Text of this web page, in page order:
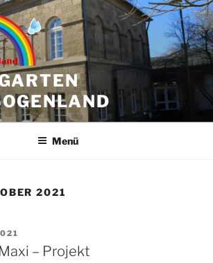
Menü
2021
– Projekt